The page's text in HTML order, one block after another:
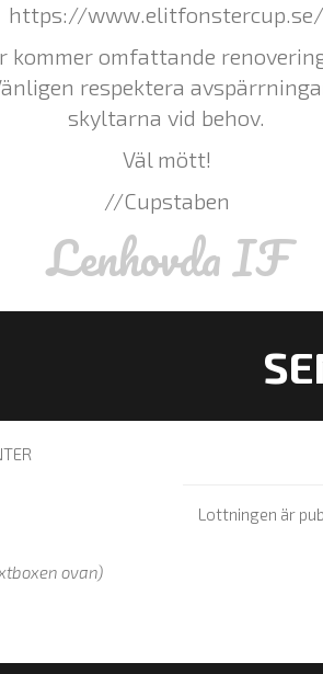
https://www.elitfonstercup.se/
kommer omfattande
respektera
skyltarna vid behov.
Väl mött!
//Cupstaben
Lenhovda IF
ovan)
Lottningen är